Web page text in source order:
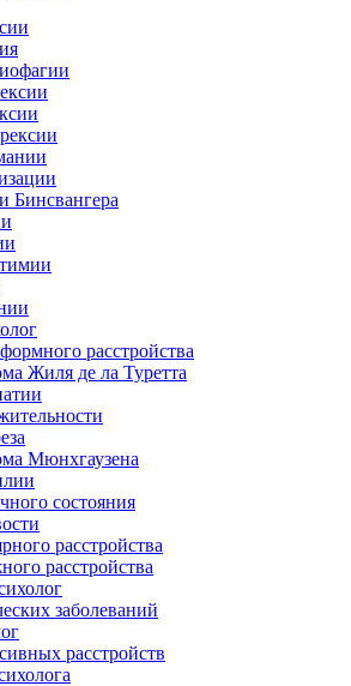
Бинсвангера
расстройства
Жиля де ла Туретта
Мюнхгаузена
состояния
расстройства
расстройства
заболеваний
расстройств